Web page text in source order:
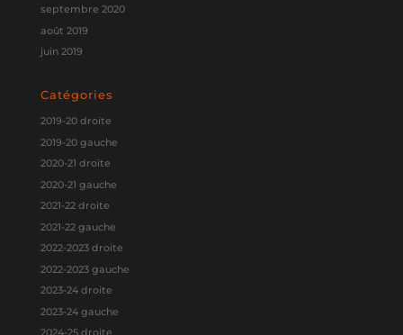
septembre 2020
août 2019
juin 2019
Catégories
2019-20 droite
2019-20 gauche
2020-21 droite
2020-21 gauche
2021-22 droite
2021-22 gauche
2022-2023 droite
2022-2023 gauche
2023-24 droite
2023-24 gauche